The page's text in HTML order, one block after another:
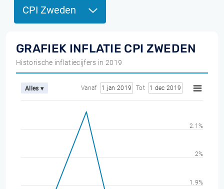
CPI Zweden
GRAFIEK INFLATIE CPI ZWEDEN
Historische inflatiecijfers in 2019
Alles ▾ Vanaf 1 jan 2019 Tot 1 dec 2019
1.9%
2%
2.1%